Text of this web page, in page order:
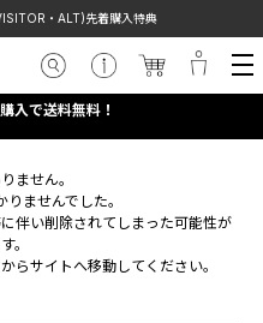
・ALT)先着購入特典
入で送料無料！
ません。
ませんでした。
伴い削除されてしまった可能性が
。
らサイトへ移動してください。